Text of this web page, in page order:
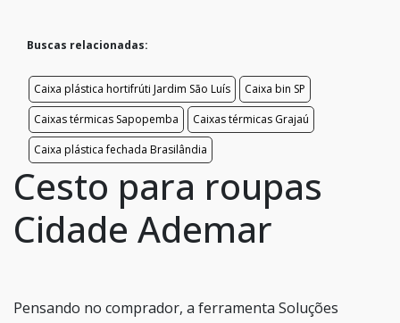
Buscas relacionadas:
Caixa plástica hortifrúti Jardim São Luís
Caixa bin SP
Caixas térmicas Sapopemba
Caixas térmicas Grajaú
Caixa plástica fechada Brasilândia
Cesto para roupas
Cidade Ademar
Pensando no comprador, a ferramenta Soluções